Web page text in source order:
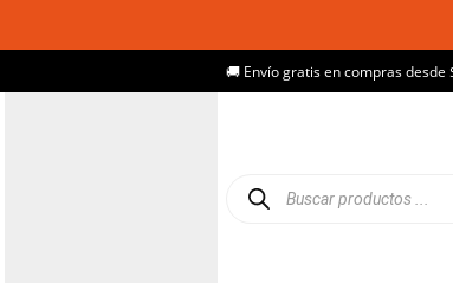
🚚 Envío gratis en compras desde